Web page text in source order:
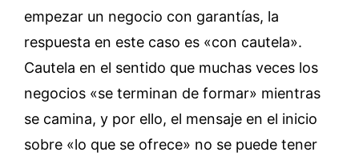
empezar un negocio con garantías, la
respuesta en este caso es «con cautela».
Cautela en el sentido que muchas veces los
negocios «se terminan de formar» mientras
se camina, y por ello, el mensaje en el inicio
sobre «lo que se ofrece» no se puede tener